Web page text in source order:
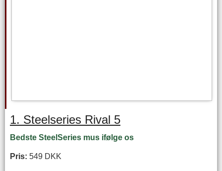
1. Steelseries Rival 5
Bedste SteelSeries mus ifølge os
Pris: 549 DKK